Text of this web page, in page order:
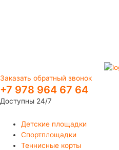
Заказать обратный звонок
+7 978 964 67 64
Доступны 24/7
Детские площадки
Спортплощадки
Теннисные корты